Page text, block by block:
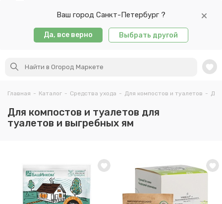
Ваш город Санкт-Петербург ?
Да, все верно Выбрать другой
Главная - Каталог - Средства ухода - Для компостов и туалетов -
Для компостов и туалетов для
туалетов и выгребных ям